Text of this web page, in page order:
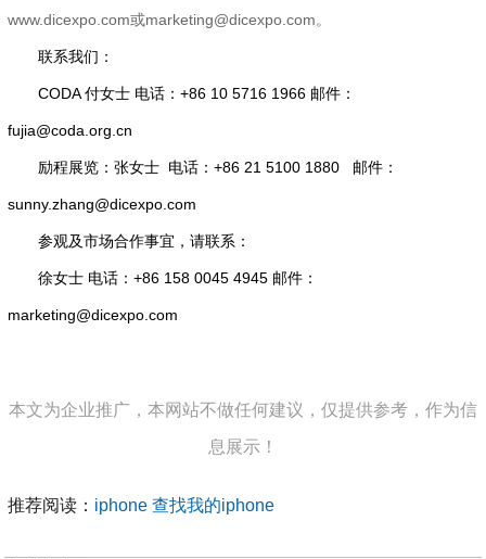
www.dicexpo.com或marketing@dicexpo.com。
联系我们：
CODA 付女士 电话：+86 10 5716 1966 邮件：
fujia@coda.org.cn
励程展览：张女士 电话：+86 21 5100 1880 邮件：
sunny.zhang@dicexpo.com
参观及市场合作事宜，请联系：
徐女士 电话：+86 158 0045 4945 邮件：
marketing@dicexpo.com
本文为企业推广，本网站不做任何建议，仅提供参考，作为信
息展示！
推荐阅读： iphone 查找我的iphone